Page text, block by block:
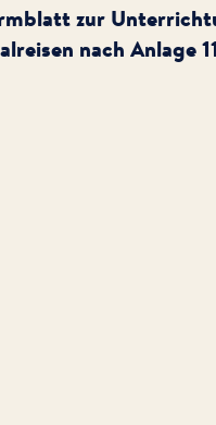
zur
nach Anlage